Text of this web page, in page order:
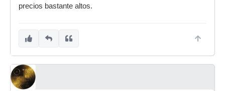
precios bastante altos.